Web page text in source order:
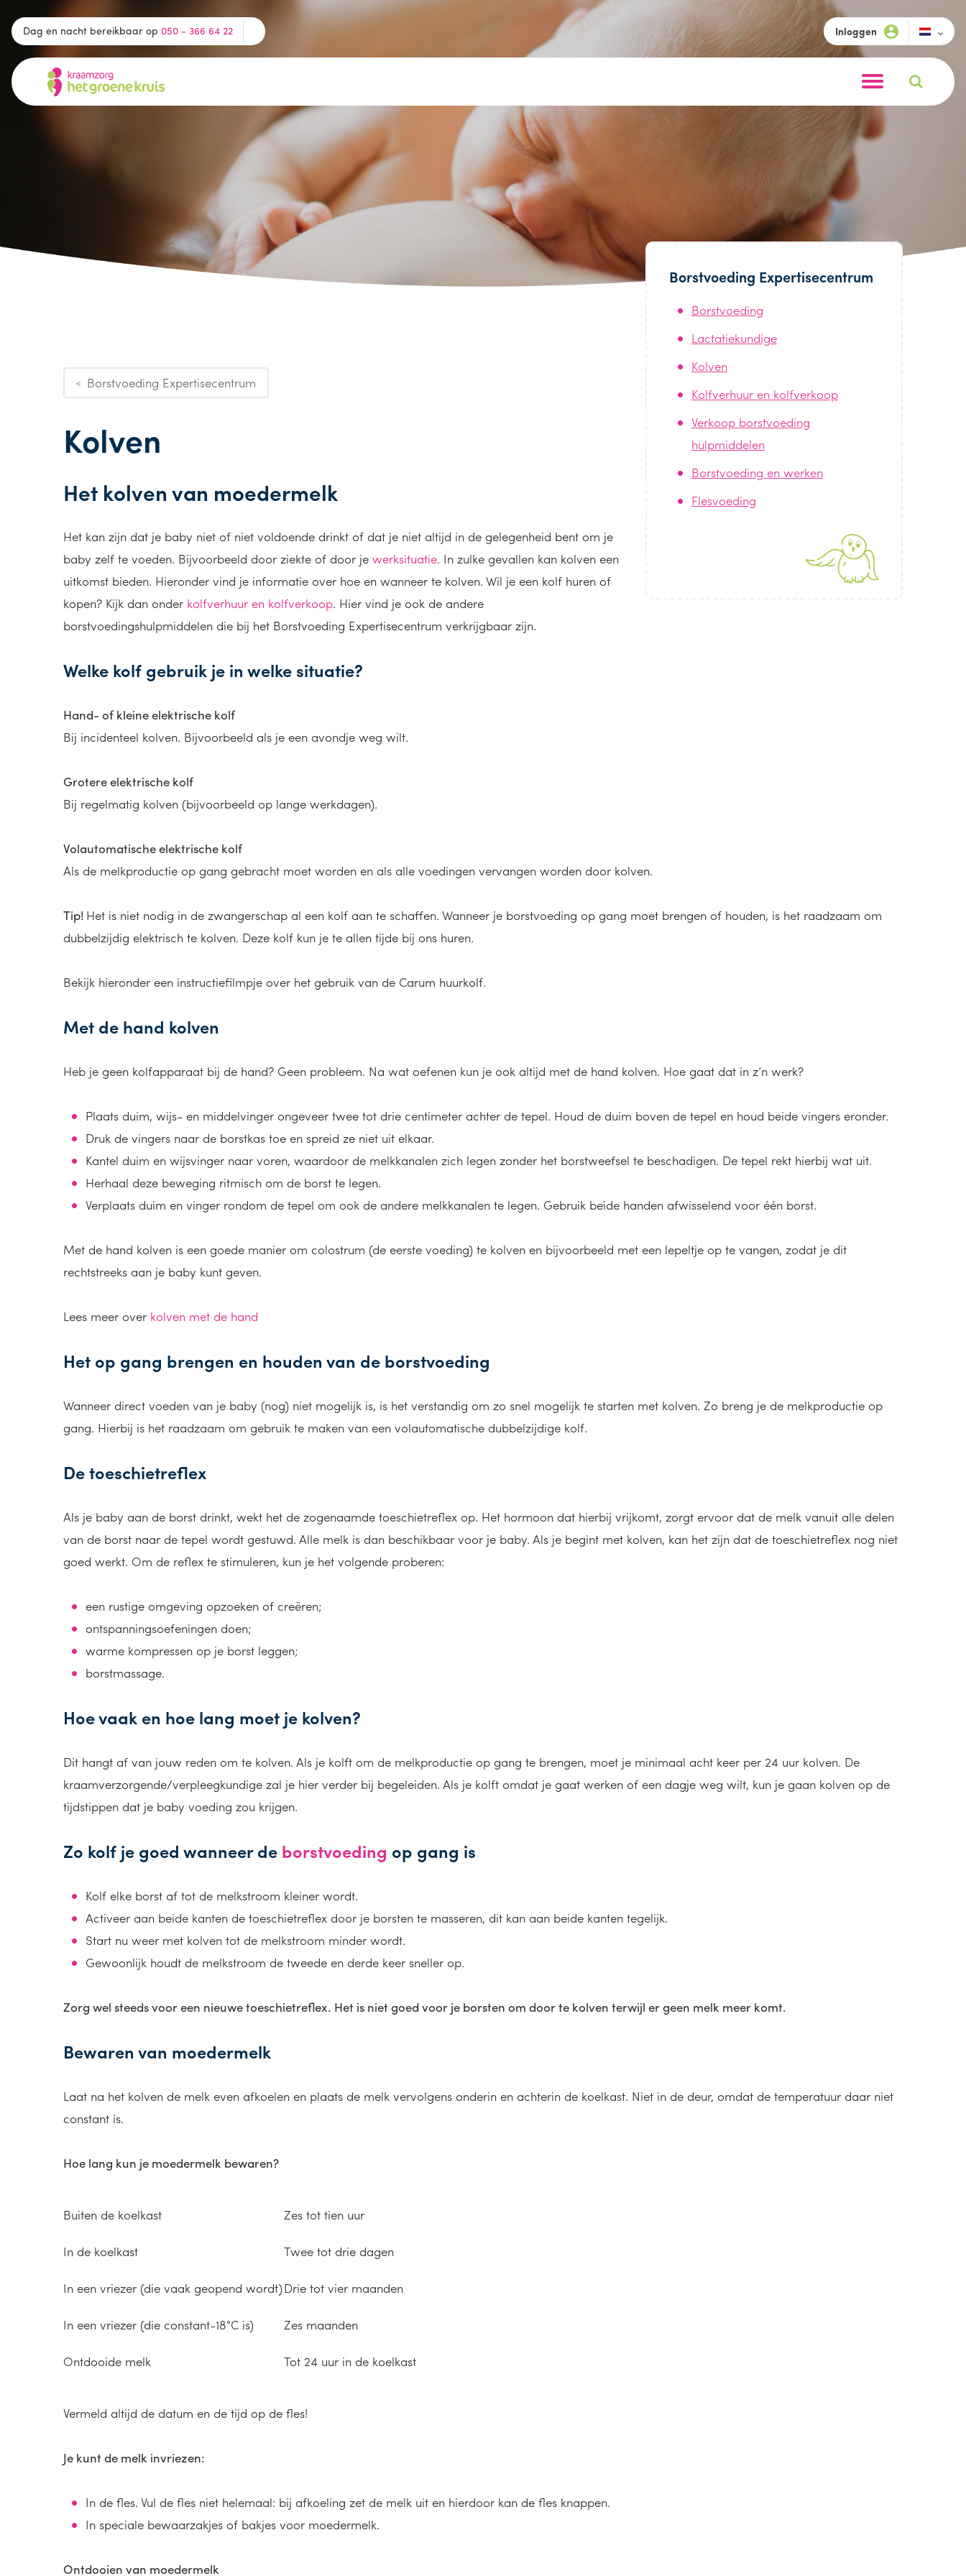
Dag en nacht bereikbaar op 050 - 366 64 22 Inloggen
Borstvoeding Expertisecentrum
Borstvoeding
Lactatiekundige
Kolven
Kolfverhuur en kolfverkoop
Verkoop borstvoeding
hulpmiddelen
Borstvoeding en werken
Flesvoeding
< Borstvoeding Expertisecentrum
Kolven
Het kolven van moedermelk
Het kan zijn dat je baby niet of niet voldoende drinkt of dat je niet altijd in de gelegenheid bent om je
baby zelf te voeden. Bijvoorbeeld door ziekte of door je werksituatie. In zulke gevallen kan kolven een
uitkomst bieden. Hieronder vind je informatie over hoe en wanneer te kolven. Wil je een kolf huren of
kopen? Kijk dan onder kolfverhuur en kolfverkoop. Hier vind je ook de andere
borstvoedingshulpmiddelen die bij het Borstvoeding Expertisecentrum verkrijgbaar zijn.
Welke kolf gebruik je in welke situatie?
Hand- of kleine elektrische kolf
Bij incidenteel kolven. Bijvoorbeeld als je een avondje weg wilt.
Grotere elektrische kolf
Bij regelmatig kolven (bijvoorbeeld op lange werkdagen).
Volautomatische elektrische kolf
Als de melkproductie op gang gebracht moet worden en als alle voedingen vervangen worden door kolven.
Tip! Het is niet nodig in de zwangerschap al een kolf aan te schaffen. Wanneer je borstvoeding op gang moet brengen of houden, is het raadzaam om
dubbelzijdig elektrisch te kolven. Deze kolf kun je te allen tijde bij ons huren.
Bekijk hieronder een instructiefilmpje over het gebruik van de Carum huurkolf.
Met de hand kolven
Heb je geen kolfapparaat bij de hand? Geen probleem. Na wat oefenen kun je ook altijd met de hand kolven. Hoe gaat dat in z’n werk?
Plaats duim, wijs- en middelvinger ongeveer twee tot drie centimeter achter de tepel. Houd de duim boven de tepel en houd beide vingers eronder.
Druk de vingers naar de borstkas toe en spreid ze niet uit elkaar.
Kantel duim en wijsvinger naar voren, waardoor de melkkanalen zich legen zonder het borstweefsel te beschadigen. De tepel rekt hierbij wat uit.
Herhaal deze beweging ritmisch om de borst te legen.
Verplaats duim en vinger rondom de tepel om ook de andere melkkanalen te legen. Gebruik beide handen afwisselend voor één borst.
Met de hand kolven is een goede manier om colostrum (de eerste voeding) te kolven en bijvoorbeeld met een lepeltje op te vangen, zodat je dit
rechtstreeks aan je baby kunt geven.
Lees meer over kolven met de hand
Het op gang brengen en houden van de borstvoeding
Wanneer direct voeden van je baby (nog) niet mogelijk is, is het verstandig om zo snel mogelijk te starten met kolven. Zo breng je de melkproductie op
gang. Hierbij is het raadzaam om gebruik te maken van een volautomatische dubbelzijdige kolf.
De toeschietreflex
Als je baby aan de borst drinkt, wekt het de zogenaamde toeschietreflex op. Het hormoon dat hierbij vrijkomt, zorgt ervoor dat de melk vanuit alle delen
van de borst naar de tepel wordt gestuwd. Alle melk is dan beschikbaar voor je baby. Als je begint met kolven, kan het zijn dat de toeschietreflex nog niet
goed werkt. Om de reflex te stimuleren, kun je het volgende proberen:
een rustige omgeving opzoeken of creëren;
ontspanningsoefeningen doen;
warme kompressen op je borst leggen;
borstmassage.
Hoe vaak en hoe lang moet je kolven?
Dit hangt af van jouw reden om te kolven. Als je kolft om de melkproductie op gang te brengen, moet je minimaal acht keer per 24 uur kolven. De
kraamverzorgende/verpleegkundige zal je hier verder bij begeleiden. Als je kolft omdat je gaat werken of een dagje weg wilt, kun je gaan kolven op de
tijdstippen dat je baby voeding zou krijgen.
Zo kolf je goed wanneer de borstvoeding op gang is
Kolf elke borst af tot de melkstroom kleiner wordt.
Activeer aan beide kanten de toeschietreflex door je borsten te masseren, dit kan aan beide kanten tegelijk.
Start nu weer met kolven tot de melkstroom minder wordt.
Gewoonlijk houdt de melkstroom de tweede en derde keer sneller op.
Zorg wel steeds voor een nieuwe toeschietreflex. Het is niet goed voor je borsten om door te kolven terwijl er geen melk meer komt.
Bewaren van moedermelk
Laat na het kolven de melk even afkoelen en plaats de melk vervolgens onderin en achterin de koelkast. Niet in de deur, omdat de temperatuur daar niet
constant is.
Hoe lang kun je moedermelk bewaren?
Buiten de koelkast Zes tot tien uur
In de koelkast Twee tot drie dagen
In een vriezer (die vaak geopend wordt)Drie tot vier maanden
In een vriezer (die constant-18°C is) Zes maanden
Ontdooide melk Tot 24 uur in de koelkast
Vermeld altijd de datum en de tijd op de fles!
Je kunt de melk invriezen:
In de fles. Vul de fles niet helemaal: bij afkoeling zet de melk uit en hierdoor kan de fles knappen.
In speciale bewaarzakjes of bakjes voor moedermelk.
Ontdooien van moedermelk